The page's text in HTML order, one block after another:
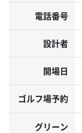
電話番号
設計者
開場日
ゴルフ場予約
グリーン